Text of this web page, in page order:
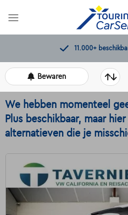
Kwaliteitscontroles
Bewaren
We hebben momenteel
Plus beschikbaar, maar
alternatieven die je